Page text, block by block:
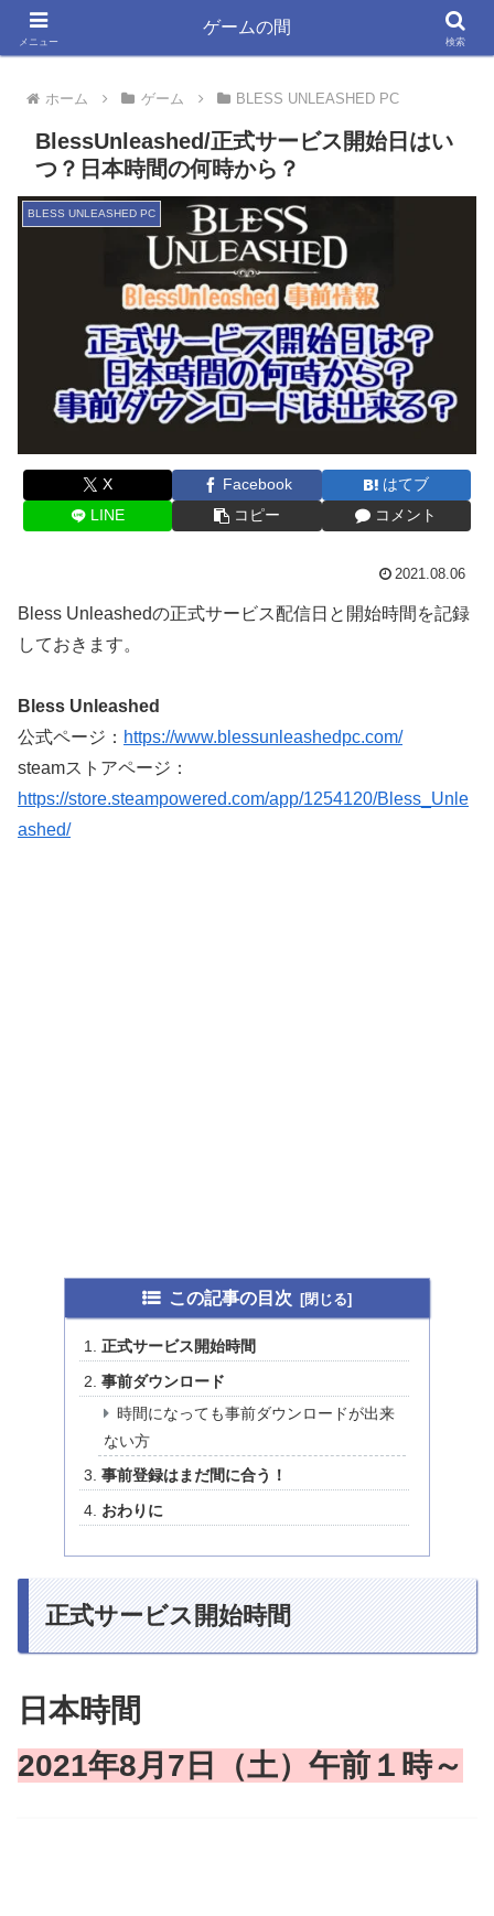
ゲーム大好きYSYKと33が書く きっと役立つ情報ブログ
ホーム ゲーム BLESS UNLEASHED PC
BlessUnleashed/正式サービス開始日はい
つ？日本時間の何時から？
BLESS UNLEASHED PC
X Facebook
はてブ
LINE
コピー コメント
2021.08.06
Bless Unleashedの正式サービス配信日と開始時間を記録
しておきます。
Bless Unleashed
公式ページ： https://www.blessunleashedpc.com/
steamストアページ：
https://store.steampowered.com/app/1254120/Bless_Unle
ashed/
この記事の目次
正式サービス開始時間
事前ダウンロード
時間になっても事前ダウンロードが出来
ない方
事前登録はまだ間に合う！
おわりに
正式サービス開始時間
日本時間
2021年8月7日（土）午前１時～
メニュー
ゲームの間
検索